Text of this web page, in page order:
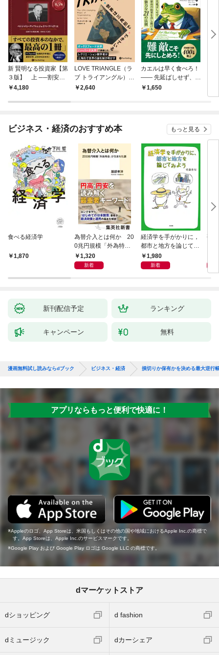
新 賢明なる投資家【第
３版】 上 ──割安株
の見つけ方とバリュー
4,180
LOVE TRIANGLE（ラ
ブ トライアングル）―
―世界は三角形ででき
2,640
カエルは早く食べろ！
―― 先延ばしせず、最
高の結果を出し続ける
1,650
ビジネス・経済のおすすめ本 もっと見る
食べる経済学
1,870
為替介入とは何か 20
0兆円規模「外為特
会」が生まれた謎
1,320
新着
経済学を手がかりに，
都市と地方を論じてみ
よう1,980
新着
研
新刊配信予定 ランキング
キャンペーン 無料
漫画無料試し読みならdブック ビジネス・経済 損切りか保有かを決める最大逆行
アプリならもっと便利で快適に！
Appleのロゴ、App Storeは、米国もしくはその他の国や地域におけるApple Inc.の商標で
す。App Storeは、Apple Inc.のサービスマークです。
Google Play および Google Play ロゴは Google LLC の商標です。
dマーケットストア
dショッピング d fashion
dミュージック dカーシェア